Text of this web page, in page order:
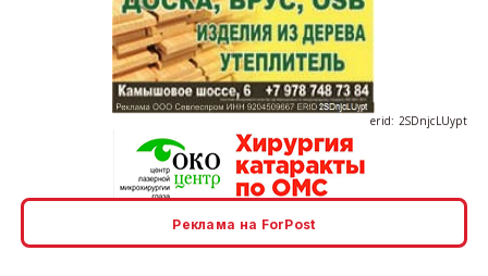
Реклама на ForPost